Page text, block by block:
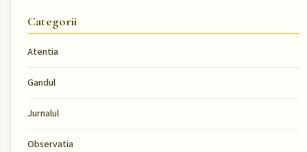
Categorii
Atentia
Gandul
Jurnalul
Observatia